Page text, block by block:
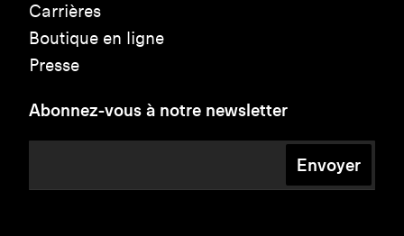
Carrières
Boutique en ligne
Presse
Abonnez-vous à notre newsletter
Envoyer